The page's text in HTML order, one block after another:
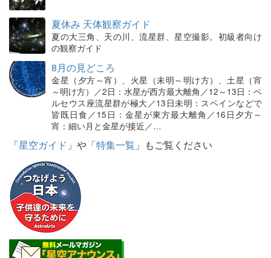
夏休み 天体観察ガイド
夏の大三角、天の川、流星群、星空撮影。初級者向け
の観察ガイド
8月の見どころ
金星（夕方～宵）、火星（未明～明け方）、土星（宵
～明け方）／2日：水星が西方最大離角／12～13日：ペ
ルセウス座流星群が極大／13日未明：スペインなどで
皆既日食／15日：金星が東方最大離角／16日夕方～
宵：細い月と金星が接近／…
「星空ガイド 」や「特集一覧 」もご覧ください